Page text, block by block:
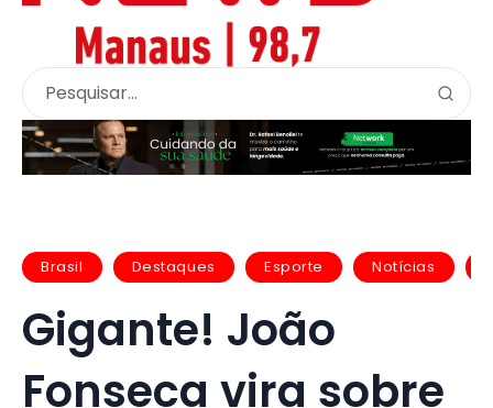
Brasil Destaques Esporte Notícias
Gigante! João
Fonseca vira sobre